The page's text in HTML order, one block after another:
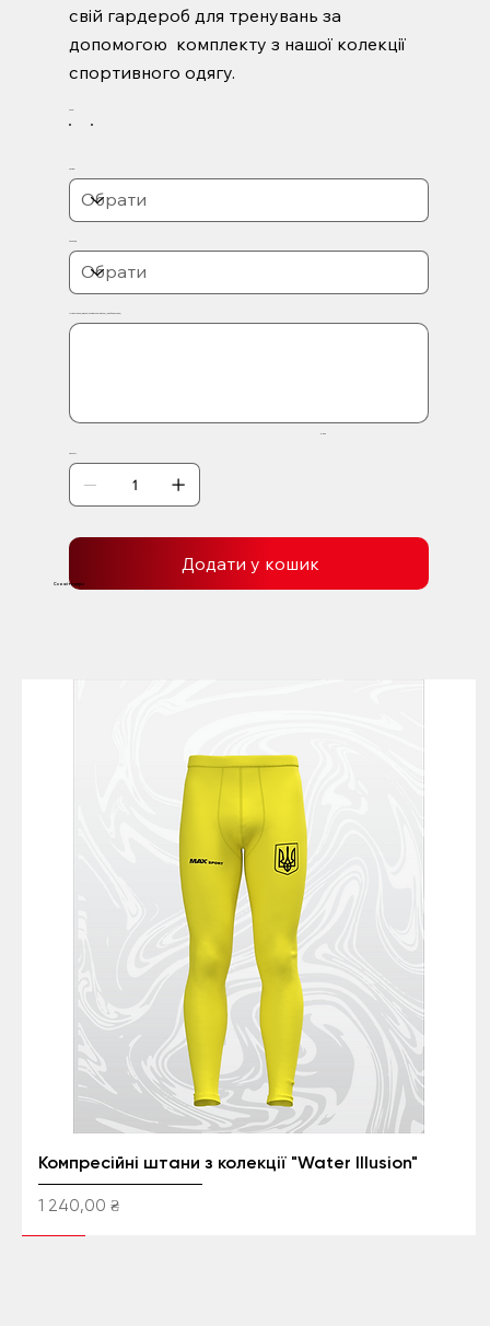
свій гардероб для тренувань за
допомогою комплекту з нашої колекції
спортивного одягу.
символів:
Додати у кошик
Схожі товари
Компресійні штани з колекції "Water Illusion"
Ціна
1 240,00 ₴